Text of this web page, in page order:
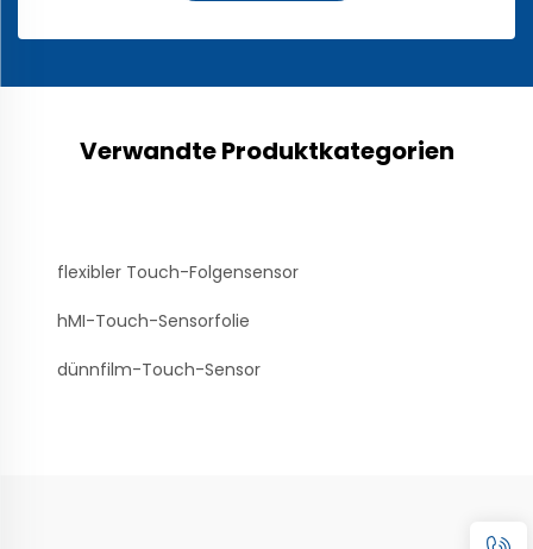
Verwandte Produktkategorien
flexibler Touch-Folgensensor
hMI-Touch-Sensorfolie
dünnfilm-Touch-Sensor